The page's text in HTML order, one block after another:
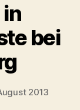
bei
2013